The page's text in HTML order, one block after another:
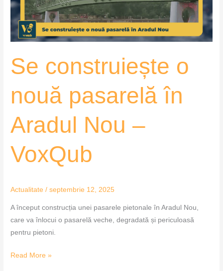
Se construiește o
nouă pasarelă în
Aradul Nou –
VoxQub
Actualitate /septembrie 12, 2025
A început construcția unei pasarele pietonale în Aradul Nou,
care va înlocui o pasarelă veche, degradată și periculoasă
pentru pietoni.
Aradul
Nou
–
Read More »